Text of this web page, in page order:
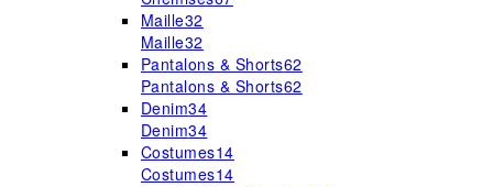
Maille32
Maille32
Pantalons & Shorts62
Pantalons & Shorts62
Denim34
Denim34
Costumes14
Costumes14